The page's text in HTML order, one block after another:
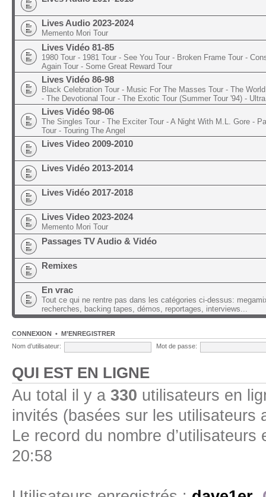
Lives Audio 2023-2024
Memento Mori Tour
Lives Vidéo 81-85
1980 Tour - 1981 Tour - See You Tour - Broken Frame Tour -
Again Tour - Some Great Reward Tour
Lives Vidéo 86-98
Black Celebration Tour - Music For The Masses Tour - The
- The Devotional Tour - The Exotic Tour (Summer Tour '94) -
Lives Vidéo 98-06
The Singles Tour - The Exciter Tour - A Night With M.L. Gore -
Tour - Touring The Angel
Lives Video 2009-2010
Lives Vidéo 2013-2014
Lives Vidéo 2017-2018
Lives Video 2023-2024
Memento Mori Tour
Passages TV Audio & Vidéo
Remixes
En vrac
Tout ce qui ne rentre pas dans les catégories ci-dessus:
recherches, backing tapes, démos, reportages, interviews...
CONNEXION • M’ENREGISTRER
Nom d’utilisateur:
Mot de passe:
QUI EST EN LIGNE
Au total il y a 330 utilisateurs en
invités (basées sur les utilisateurs
Le record du nombre
20:58